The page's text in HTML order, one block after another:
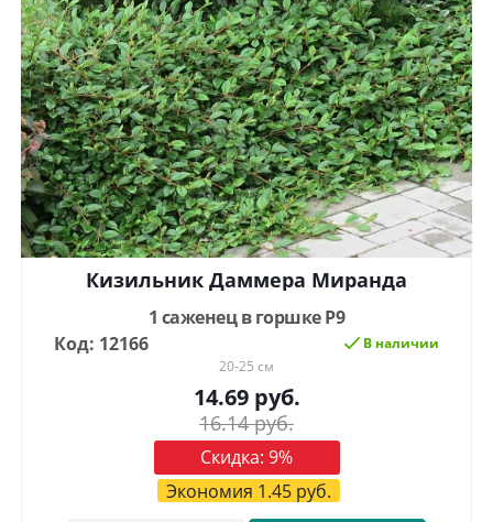
Кизильник Даммера Миранда
1 саженец в горшке Р9
Код: 12166
В наличии
20-25 см
14.69руб.
16.14руб.
Скидка: 9%
Экономия 1.45руб.